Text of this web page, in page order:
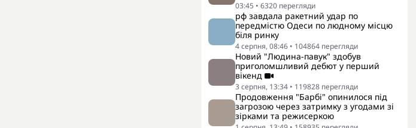
03:45 • 6320 перегляди
рф завдала ракетний удар по
передмістю Одеси по людному місцю
біля ринку
4 серпня, 08:46 • 104864 перегляди
Новий "Людина-павук" здобув
приголомшливий дебют у перший
вікенд
3 серпня, 13:34 • 119828 перегляди
Продовження "Барбі" опинилося під
загрозою через затримку з угодами зі
зірками та режисеркою